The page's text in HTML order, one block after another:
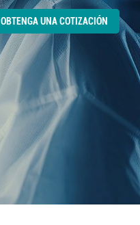
OBTENGA UNA COTIZACIÓN